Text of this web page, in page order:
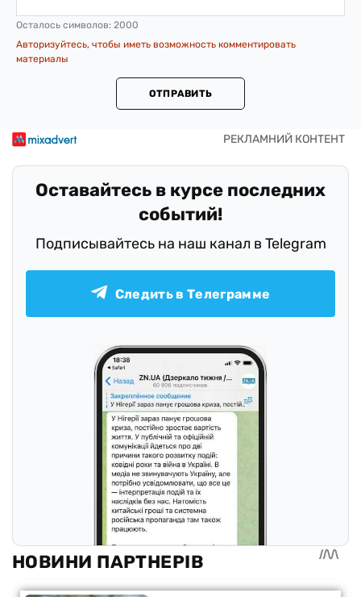
Осталось символов: 2000
Авторизуйтесь, чтобы иметь возможность комментировать
материалы
ОТПРАВИТЬ
Оставайтесь в курсе последних
событий!
Подписывайтесь на наш канал в Telegram
Следить в Телеграмме